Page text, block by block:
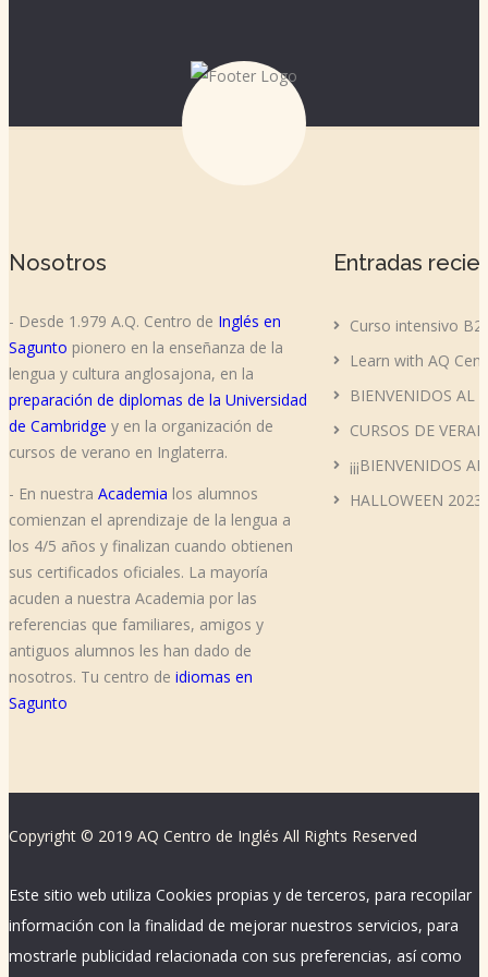
Nosotros
- Desde 1.979 A.Q. Centro de Inglés en
Sagunto pionero en la enseñanza de la
lengua y cultura anglosajona, en la
preparación de diplomas de la Universidad
de Cambridge y en la organización de
cursos de verano en Inglaterra.
- En nuestra Academia los alumnos
comienzan el aprendizaje de la lengua a
los 4/5 años y finalizan cuando obtienen
sus certificados oficiales. La mayoría
acuden a nuestra Academia por las
referencias que familiares, amigos y
antiguos alumnos les han dado de
nosotros. Tu centro de idiomas en
Sagunto
Entradas
Curso intensivo B2
Learn with AQ
BIENVENIDOS AL
CURSOS DE
¡¡¡BIENVENIDOS
HALLOWEEN 2023
Copyright © 2019 AQ Centro de Inglés All Rights Reserved
Este sitio web utiliza Cookies propias y de terceros, para recopilar
información con la finalidad de mejorar nuestros servicios, para
mostrarle publicidad relacionada con sus preferencias, así como